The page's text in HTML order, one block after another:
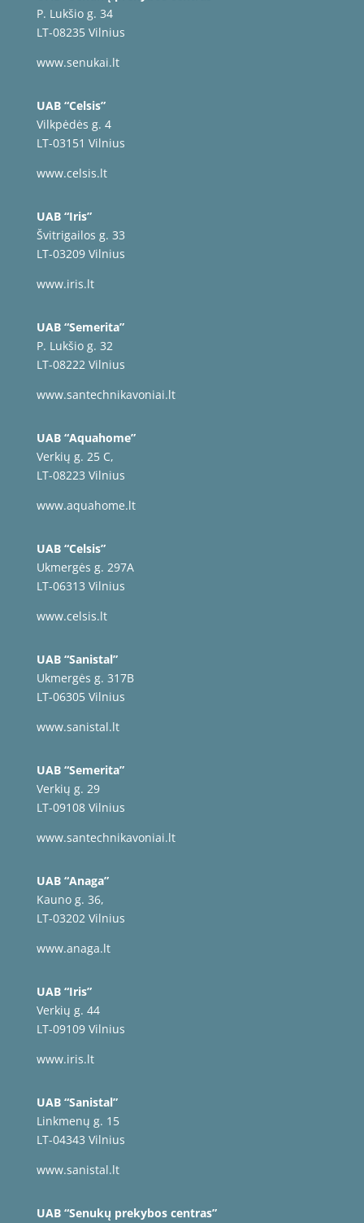
P. Lukšio g. 34
LT-08235 Vilnius
www.senukai.lt
UAB “Celsis”
Vilkpėdės g. 4
LT-03151 Vilnius
www.celsis.lt
UAB “Iris”
Švitrigailos g. 33
LT-03209 Vilnius
www.iris.lt
UAB “Semerita”
P. Lukšio g. 32
LT-08222 Vilnius
www.santechnikavoniai.lt
UAB “Aquahome”
Verkių g. 25 C,
LT-08223 Vilnius
www.aquahome.lt
UAB “Celsis”
Ukmergės g. 297A
LT-06313 Vilnius
www.celsis.lt
UAB “Sanistal”
Ukmergės g. 317B
LT-06305 Vilnius
www.sanistal.lt
UAB “Semerita”
Verkių g. 29
LT-09108 Vilnius
www.santechnikavoniai.lt
UAB “Anaga”
Kauno g. 36,
LT-03202 Vilnius
www.anaga.lt
UAB “Iris”
Verkių g. 44
LT-09109 Vilnius
www.iris.lt
UAB “Sanistal”
Linkmenų g. 15
LT-04343 Vilnius
www.sanistal.lt
UAB “Senukų prekybos centras”